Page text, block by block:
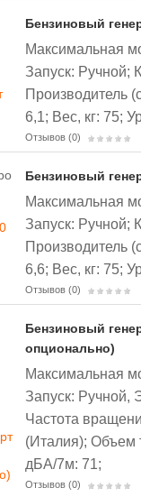
Бензиновый
Максимальная
Запуск: Ручной;
Производитель
6,1; Вес, кг: 75;
Отзывов (0)
Бензиновый
Максимальная
Запуск: Ручной;
Производитель
6,6; Вес, кг: 75;
Отзывов (0)
Бензиновый
опционально)
Максимальная
Запуск: Ручной,
Частота
(Италия);Объем
дБА/7м: 71;
Отзывов (0)